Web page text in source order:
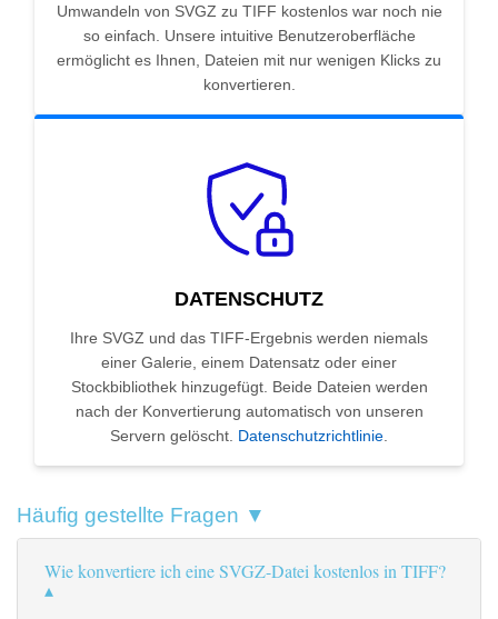
Umwandeln von SVGZ zu TIFF kostenlos war noch nie
so einfach. Unsere intuitive Benutzeroberfläche
ermöglicht es Ihnen, Dateien mit nur wenigen Klicks zu
konvertieren.
DATENSCHUTZ
Ihre SVGZ und das TIFF-Ergebnis werden niemals
einer Galerie, einem Datensatz oder einer
Stockbibliothek hinzugefügt. Beide Dateien werden
nach der Konvertierung automatisch von unseren
Servern gelöscht. Datenschutzrichtlinie.
Häufig gestellte Fragen ▼
Wie konvertiere ich eine SVGZ-Datei kostenlos in TIFF?